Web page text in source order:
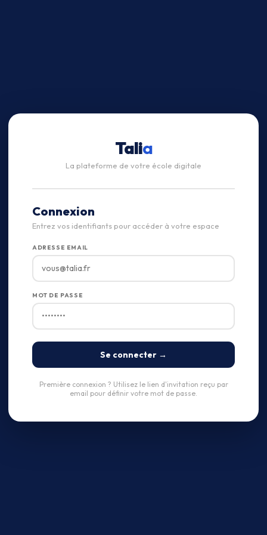
Talia
La plateforme de votre école digitale
Connexion
Entrez vos identifiants pour accéder à votre espace
ADRESSE EMAIL
MOT DE PASSE
Se connecter →
Première connexion ? Utilisez le lien d'invitation reçu par
email pour définir votre mot de passe.